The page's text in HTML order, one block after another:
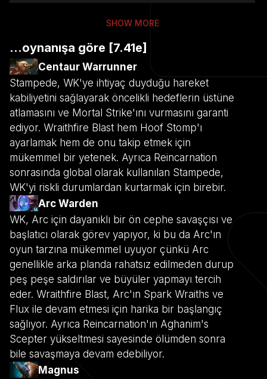
SHOW MORE
...oynanışa göre [7.41e]
Centaur Warrunner
Stampede, WK'ye ihtiyaç duyduğu hareket
kabiliyetini sağlayarak öncelikli hedeflerin üstüne
atlamasını ve Mortal Strike'ını vurmasını garanti
ediyor. Wraithfire Blast hem Hoof Stomp'ı
ayarlamak hem de onu takip etmek için
mükemmel bir yetenek. Ayrıca Reincarnation
sonrasında global olarak kullanılan Stampede,
WK'yi riskli durumlardan kurtarmak için birebir.
Arc Warden
WK, Arc için dayanıklı bir ön cephe savaşçısı ve
başlatıcı olarak görev yapıyor, ki bu da Arc'ın
oyun tarzına mükemmel uyuyor çünkü Arc
genellikle arka planda rahatsız edilmeden durup
peş peşe saldırılar ve büyüler yapmayı tercih
eder. Wraithfire Blast, Arc'ın Spark Wraiths ve
Flux ile devam etmesi için harika bir başlangıç
sağlıyor. Ayrıca Reincarnation'ın Aghanim's
Scepter yükseltmesi sayesinde ölümden sonra
bile savaşmaya devam edebiliyor.
Magnus